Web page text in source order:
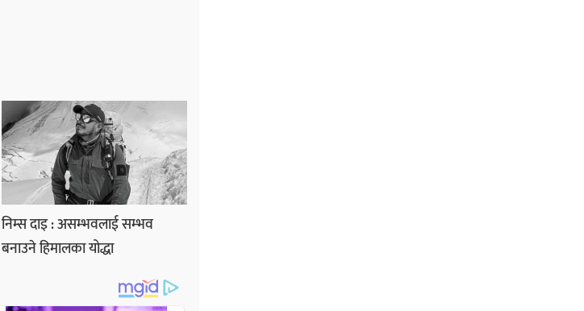
निम्स दाइ : असम्भवलाई सम्भव
बनाउने हिमालका योद्धा